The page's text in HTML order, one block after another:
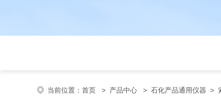
当前位置： 首页 > 产品中心 > 石化产品通用仪器 >